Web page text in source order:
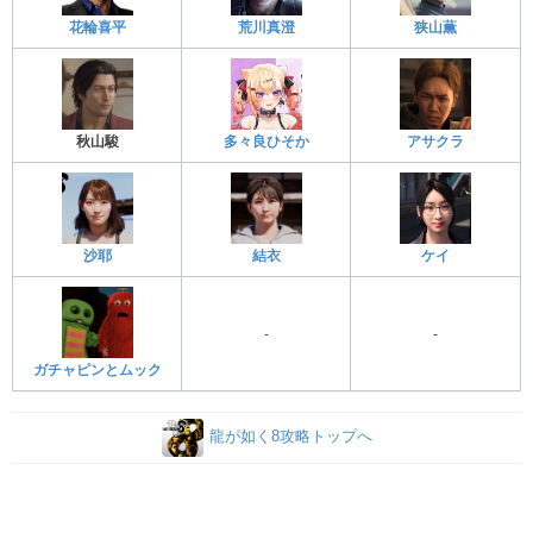
花輪喜平 荒川真澄 狭山薫
秋山駿 多々良ひそか アサクラ
沙耶 結衣 ケイ
ガチャピンとムック
- -
龍が如く8攻略トップへ